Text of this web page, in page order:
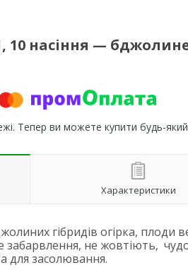
10 насіння —
Тепер ви можете купити будь-
Характеристики
гібридів огірка, плоди
забарвлення, не жовтіють,
для засолювання.